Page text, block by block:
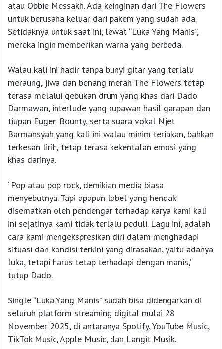
atau Obbie Messakh. Ada keinginan dari The Flowers
untuk berusaha keluar dari pakem yang sudah ada.
Setidaknya untuk saat ini, lewat “Luka Yang Manis”,
mereka ingin memberikan warna yang berbeda.
Walau kali ini hadir tanpa bunyi gitar yang terlalu
meraung, jiwa dan benang merah The Flowers tetap
terasa melalui gebukan drum yang khas dari Dado
Darmawan, interlude yang rupawan hasil garapan dan
tiupan Eugen Bounty, serta suara vokal Njet
Barmansyah yang kali ini walau minim teriakan, bahkan
terkesan lirih, tetap terasa kekentalan emosi yang
khas darinya.
“Pop atau pop rock, demikian media biasa
menyebutnya. Tapi apapun label yang hendak
disematkan oleh pendengar terhadap karya kami kali
ini sejatinya kami tidak terlalu peduli. Lagu ini, adalah
cara kami mengekspresikan diri dalam menghadapi
situasi dan kondisi terkini yang dirasakan, yaitu adanya
luka, tetapi harus tetap terhadapi dengan manis,”
tutup Dado.
Single “Luka Yang Manis” sudah bisa didengarkan di
seluruh platform streaming digital mulai 28
November 2025, di antaranya Spotify, YouTube Music,
TikTok Music, Apple Music, dan Langit Musik.